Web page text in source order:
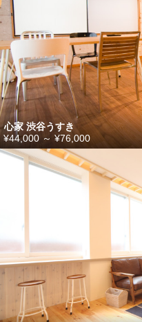
心家 渋谷うすき
¥44,000～ ¥76,000